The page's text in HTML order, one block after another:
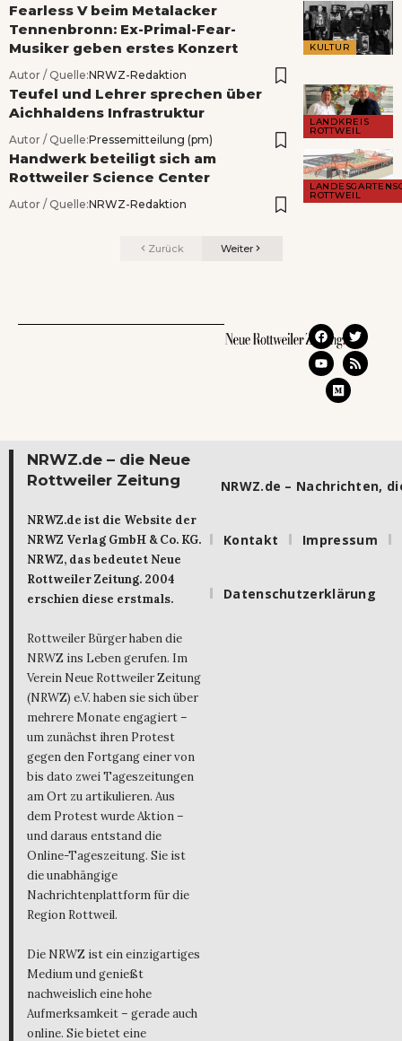
KULTUR
Fearless V beim Metalacker
Tennenbronn: Ex-Primal-Fear-
Musiker geben erstes Konzert
Autor / Quelle:NRWZ-Redaktion
LANDKREIS
ROTTWEIL
Teufel und Lehrer sprechen über
Aichhaldens Infrastruktur
Autor / Quelle:Pressemitteilung (pm)
ROTTWEIL
Handwerk beteiligt sich am
Rottweiler Science Center
Autor / Quelle:NRWZ-Redaktion
Zurück Weiter
NRWZ.de – die Neue
Rottweiler Zeitung
NRWZ.de ist die Website der
NRWZ Verlag GmbH & Co. KG.
NRWZ, das bedeutet Neue
Rottweiler Zeitung. 2004
erschien diese erstmals.
Rottweiler Bürger haben die
NRWZ ins Leben gerufen. Im
Verein Neue Rottweiler Zeitung
(NRWZ) e.V. haben sie sich über
mehrere Monate engagiert –
um zunächst ihren Protest
gegen den Fortgang einer von
bis dato zwei Tageszeitungen
am Ort zu artikulieren. Aus
dem Protest wurde Aktion –
und daraus entstand die
Online-Tageszeitung. Sie ist
die unabhängige
Nachrichtenplattform für die
Region Rottweil.
Die NRWZ ist ein einzigartiges
Medium und genießt
nachweislich eine hohe
Aufmerksamkeit – gerade auch
online. Sie bietet eine
NRWZ.de – Nachrichten,
Kontakt Impressum
Datenschutzerklärung